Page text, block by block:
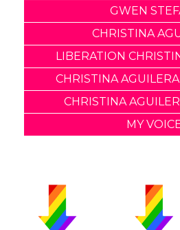
GWEN
CHRISTINA
LIBERATION
CHRISTINA
CHRISTINA
MY